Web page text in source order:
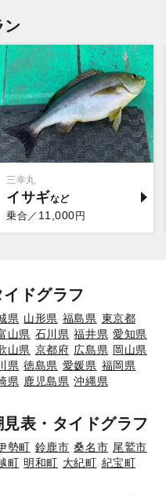
ン
三幸丸
イサギ
乗合／ 11,000円
ドグラフ
県 山形県 福島県 東京都
山県 石川県 福井県 愛知県
山県 京都府 広島県 岡山県
県 徳島県 愛媛県 福岡県
県 鹿児島県 沖縄県
表・タイドグラフ
勢町 鈴鹿市 桑名市 尾鷲市
町 明和町 大紀町 紀宝町